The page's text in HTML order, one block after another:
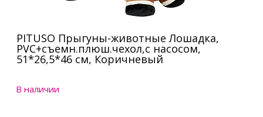
PITUSO Прыгуны-животные Лошадка,
PVC+съемн.плюш.чехол,с насосом,
51*26,5*46 см, Коричневый
В наличии